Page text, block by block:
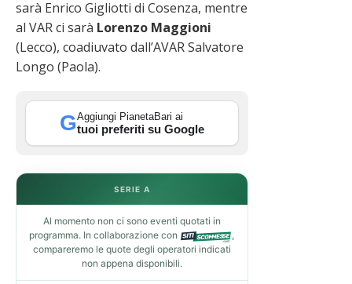
sarà Enrico Gigliotti di Cosenza, mentre
al VAR ci sarà Lorenzo Maggioni
(Lecco), coadiuvato dall’AVAR Salvatore
Longo (Paola).
GAggiungi PianetaBari ai
tuoi preferiti su Google
SERIE A
Al momento non ci sono eventi quotati in
programma. In collaborazione con
,
compareremo le quote degli operatori indicati
non appena disponibili.